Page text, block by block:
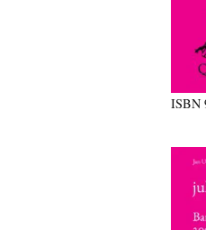
ISBN